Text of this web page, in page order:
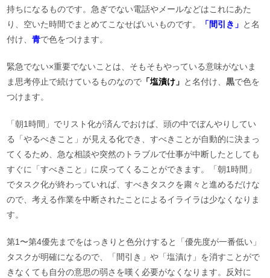
持ちになるものです。急ぎでない電話やメールなどはこれにあた
り、空いた時間でまとめてこなせばいいものです。
「間引き」 と名
付け、青で色をつけます。
緊急でない×重要でないことは、そもそもやっている意味がないま
ま思考停止で続けているものなので 「塩漬け」 と名付け、黒で色を
つけます。
「朝1時間」でリスト化が済んでおけば、頭の中でぼんやりしてい
る「やるべきこと」が見える化でき、すべきことが自動的に決まっ
てくるため、急な相談や突然のトラブルで仕事が中断したとしても
すぐに「すべきこと」に戻ってくることができます。「朝1時間」
でタスク化が終わっていれば、すべきタスクを粛々と進めるだけな
ので、考える作業を中断されたことによるイライラは少なくなりま
す。
第1〜第4優先までをはっきりと色分けすると「優先度が一番低い」
タスクが明確になるので、「間引き」や「塩漬け」を消すことがで
きなくても自分の意思の弱さを嘆く必要がなくなります。反対に